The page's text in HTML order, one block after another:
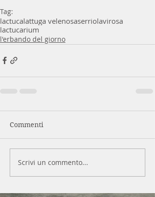
Tag:
lactucalattuga velenosaserriolavirosa
lactucarium
l'erbando del giorno
Commenti
Scrivi un commento...